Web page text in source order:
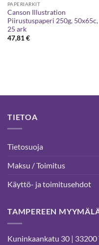
PAPERIARKIT
Canson Illustration
Piirustuspaperi 250g, 50x65c,
25 ark
47,81€
TIETOA
Tietosuoja
Maksu / Toimitus
Käyttö- ja toimitusehdot
TAMPEREEN
Kuninkaankatu 30 | 33200